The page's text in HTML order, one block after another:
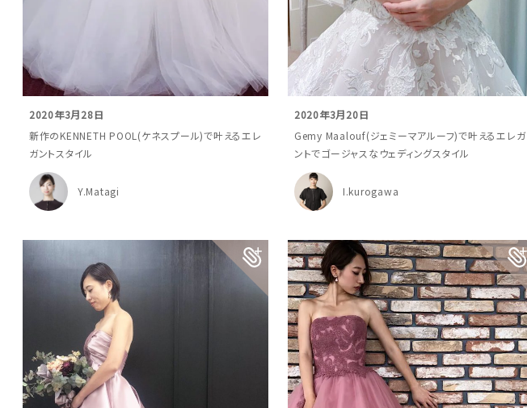
2020年3月28日
新作のKENNETH POOL(ケネスプール)で叶えるエレ
ガントスタイル
Y.Matagi
2020年3月20日
Gemy Maalouf(ジェミーマアルーフ)で叶えるエレガ
ントでゴージャスなウェディングスタイル
I.kurogawa